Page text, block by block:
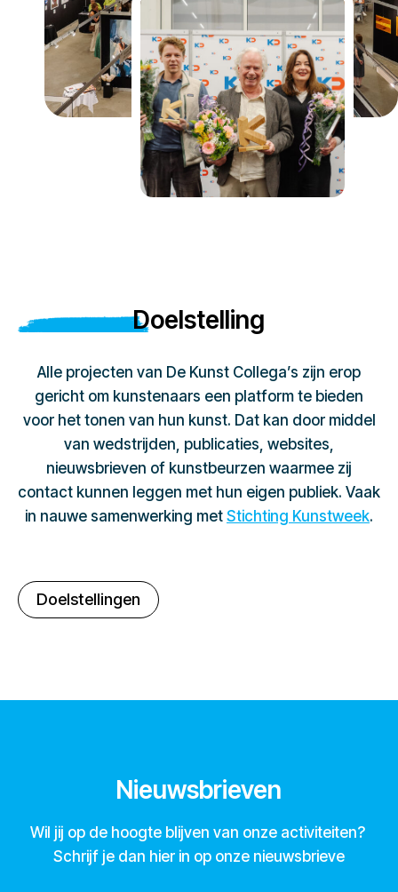
Doelstelling
Alle projecten van De Kunst Collega’s zijn erop
gericht om kunstenaars een platform te bieden
voor het tonen van hun kunst. Dat kan door middel
van wedstrijden, publicaties, websites,
nieuwsbrieven of kunstbeurzen waarmee zij
contact kunnen leggen met hun eigen publiek. Vaak
in nauwe samenwerking met Stichting Kunstweek.
Doelstellingen
Nieuwsbrieven
Wil jij op de hoogte blijven van onze activiteiten?
Schrijf je dan hier in op onze nieuwsbrieve